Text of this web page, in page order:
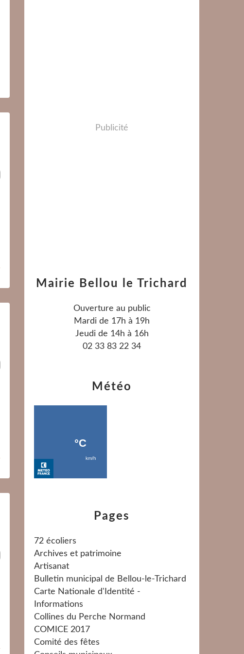
Pages
72 écoliers
Archives et patrimoine
Artisanat
Bulletin municipal de Bellou-le-Trichard
Carte Nationale d'Identité -
Informations
Collines du Perche Normand
COMICE 2017
Comité des fêtes
Mairie Bellou le Trichard
Ouverture au public
Mardi de 17h à 19h
Jeudi de 14h à 16h
02 33 83 22 34
Météo
Publicité